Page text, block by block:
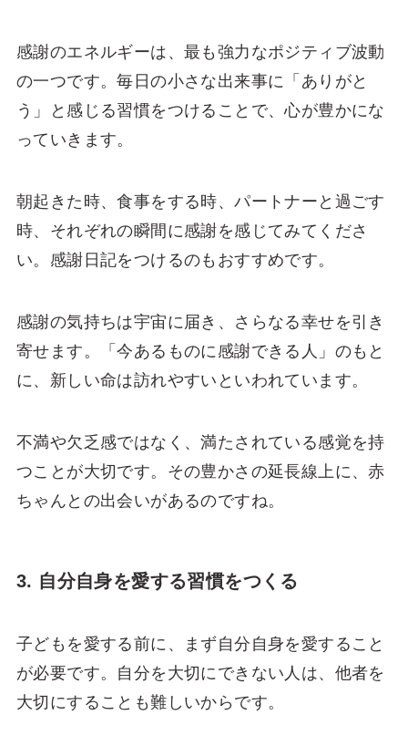
感謝のエネルギーは、最も強力なポジティブ波動
の一つです。毎日の小さな出来事に「ありがと
う」と感じる習慣をつけることで、心が豊かにな
っていきます。
朝起きた時、食事をする時、パートナーと過ごす
時、それぞれの瞬間に感謝を感じてみてくださ
い。感謝日記をつけるのもおすすめです。
感謝の気持ちは宇宙に届き、さらなる幸せを引き
寄せます。「今あるものに感謝できる人」のもと
に、新しい命は訪れやすいといわれています。
不満や欠乏感ではなく、満たされている感覚を持
つことが大切です。その豊かさの延長線上に、赤
ちゃんとの出会いがあるのですね。
3. 自分自身を愛する習慣をつくる
子どもを愛する前に、まず自分自身を愛すること
が必要です。自分を大切にできない人は、他者を
大切にすることも難しいからです。